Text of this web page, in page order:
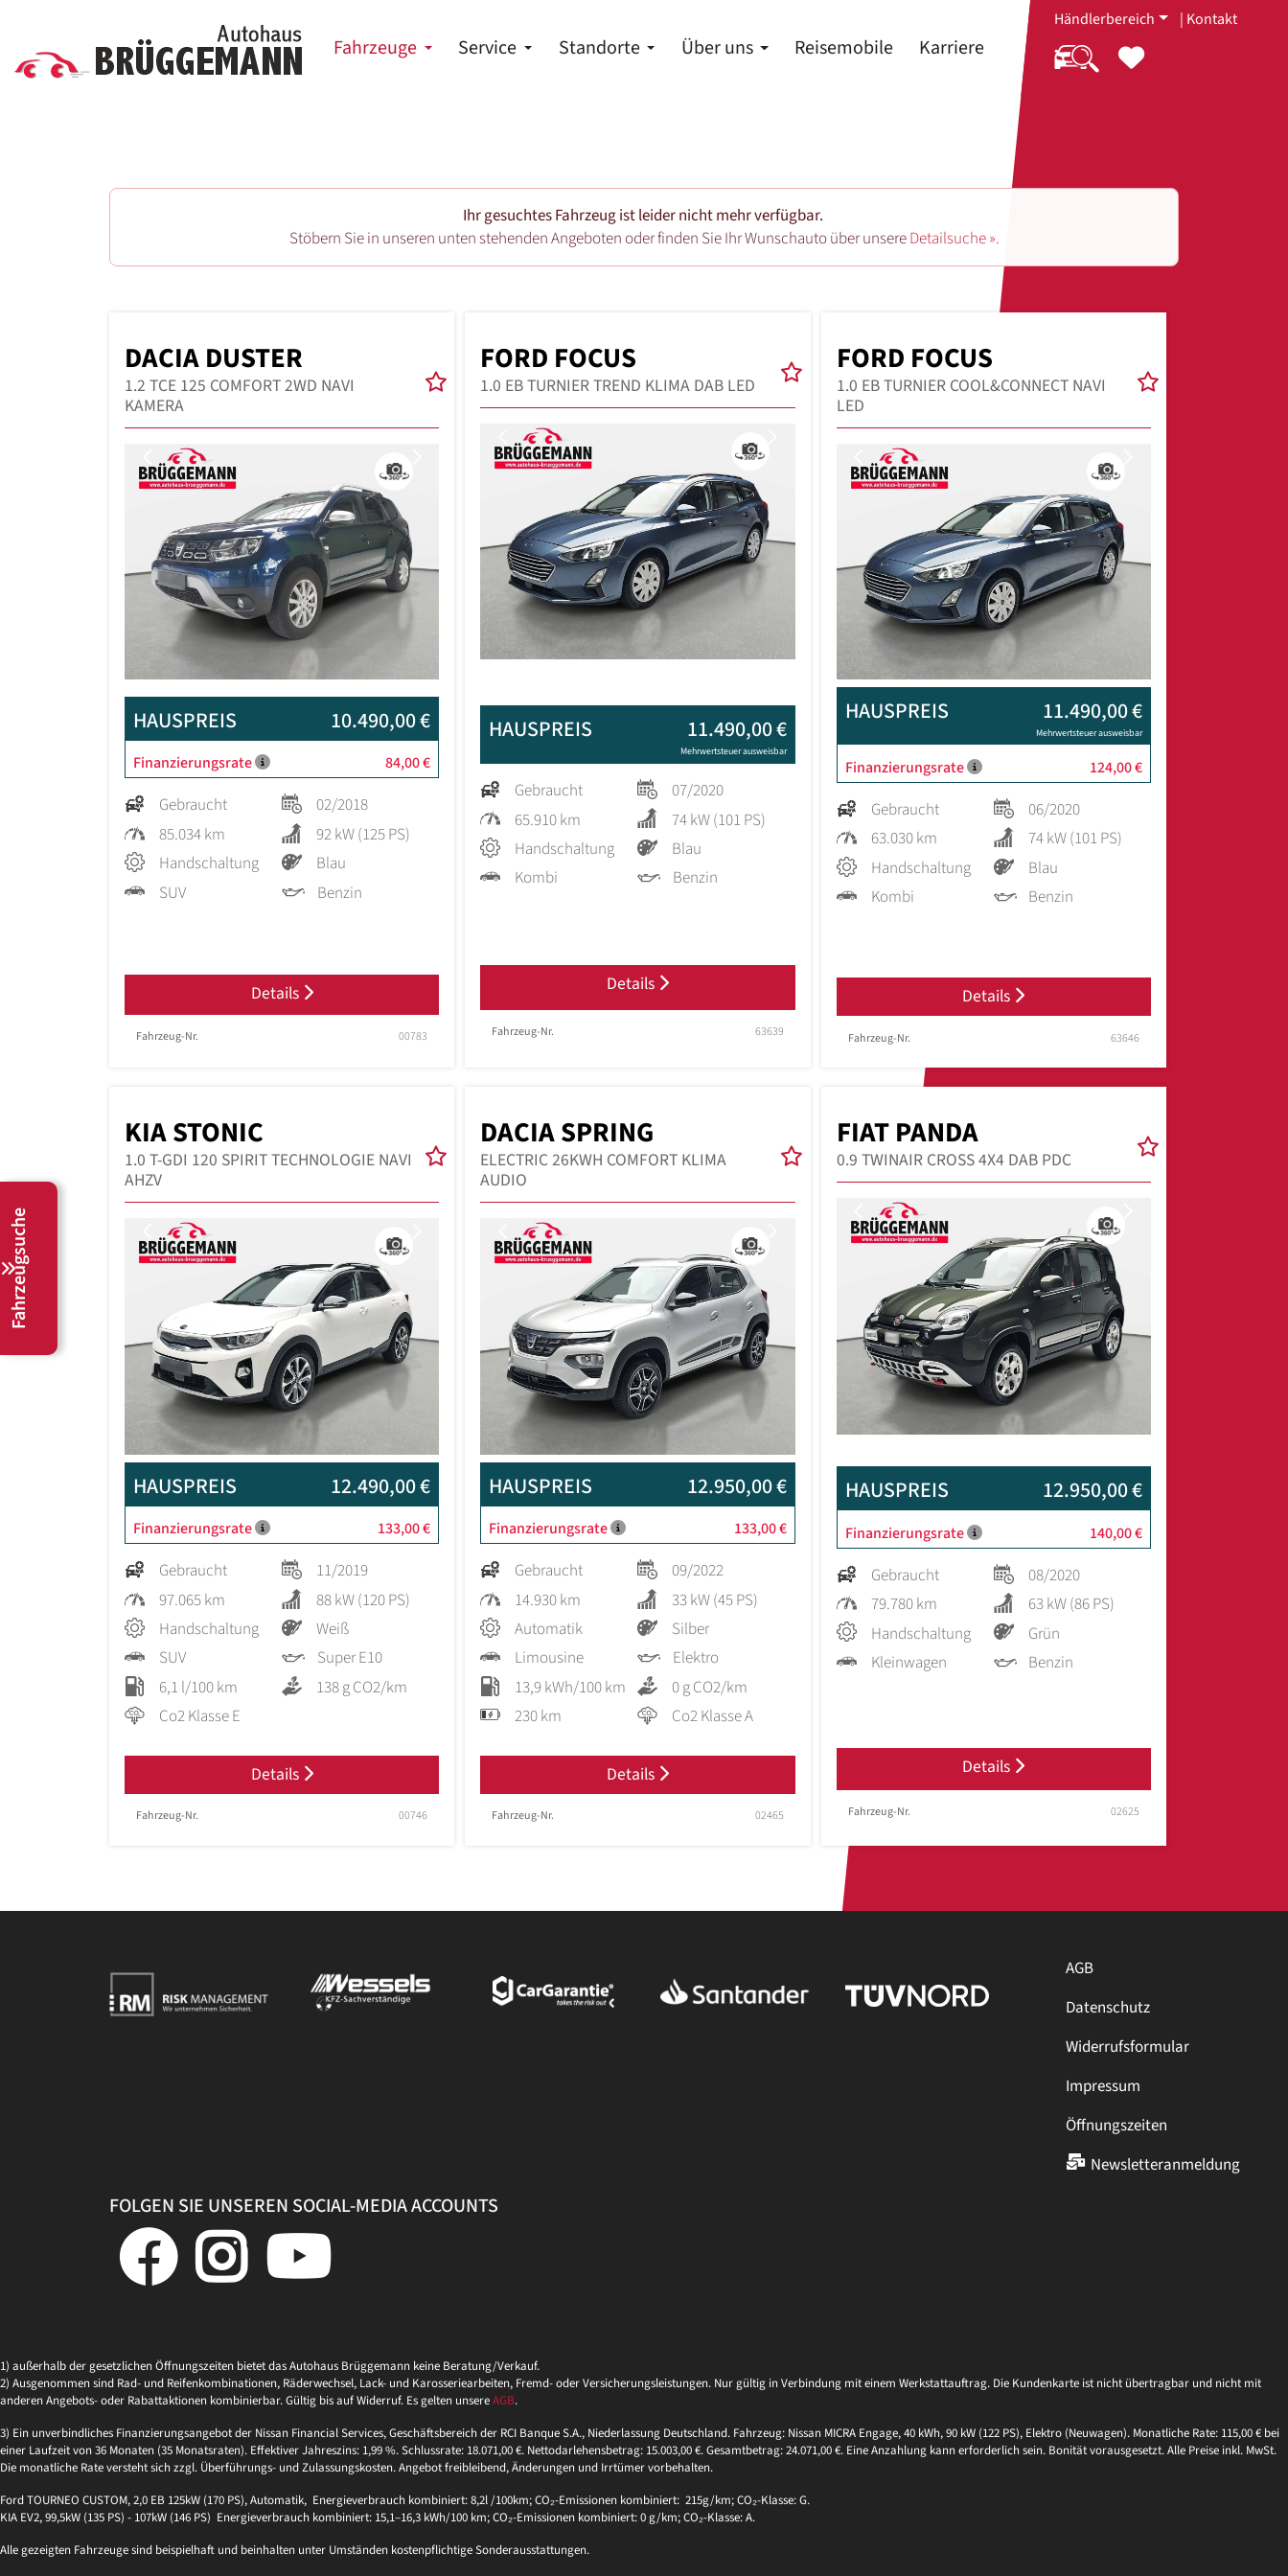
Fahrzeuge Service Standorte Über uns Reisemobile Karriere
Händlerbereich | Kontakt
Ihr gesuchtes Fahrzeug ist leider nicht mehr verfügbar.
Stöbern Sie in unseren unten stehenden Angeboten oder finden Sie Ihr Wunschauto über unsereDetailsuche ».
DACIA DUSTER
1.2 TCE 125 COMFORT 2WD NAVI
KAMERA
Previous
HAUSPREIS 10.490,00 €
Finanzierungsrate 84,00 €
Gebraucht
02/2018
85.034 km
92 kW (125 PS)
Handschaltung
Blau
SUV
Benzin
Details
Fahrzeug-Nr. 00783
FORD FOCUS
1.0 EB TURNIER TREND KLIMA DAB LED
Previous
HAUSPREIS 11.490,00 €
Mehrwertsteuer ausweisbar
Gebraucht
07/2020
65.910 km
74 kW (101 PS)
Handschaltung
Blau
Kombi
Benzin
Details
Fahrzeug-Nr. 63639
FORD FOCUS
1.0 EB TURNIER COOL&CONNECT NAVI
LED
Previous
HAUSPREIS 11.490,00 €
Mehrwertsteuer ausweisbar
Finanzierungsrate 124,00 €
Gebraucht
06/2020
63.030 km
74 kW (101 PS)
Handschaltung
Blau
Kombi
Benzin
Details
Fahrzeug-Nr. 63646
KIA STONIC
1.0 T-GDI 120 SPIRIT TECHNOLOGIE NAVI
AHZV
Previous
HAUSPREIS 12.490,00 €
Finanzierungsrate 133,00 €
Gebraucht
11/2019
97.065 km
88 kW (120 PS)
Handschaltung
Weiß
SUV
Super E10
6,1 l/100 km
138 g CO2/km
Co2 Klasse E
Details
Fahrzeug-Nr. 00746
DACIA SPRING
ELECTRIC 26KWH COMFORT KLIMA
AUDIO
Previous
HAUSPREIS 12.950,00 €
Finanzierungsrate 133,00 €
Gebraucht
09/2022
14.930 km
33 kW (45 PS)
Automatik
Silber
Limousine
Elektro
13,9 kWh/100 km
0 g CO2/km
230 km
Co2 Klasse A
Details
Fahrzeug-Nr. 02465
FIAT PANDA
0.9 TWINAIR CROSS 4X4 DAB PDC
Previous
HAUSPREIS 12.950,00 €
Finanzierungsrate 140,00 €
Gebraucht
08/2020
79.780 km
63 kW (86 PS)
Handschaltung
Grün
Kleinwagen
Benzin
Details
Fahrzeug-Nr. 02625
AGB
Datenschutz
Widerrufsformular
Impressum
Öffnungszeiten
Newsletteranmeldung
FOLGEN SIE UNSEREN SOCIAL-MEDIA ACCOUNTS
Fahrzeugsuche
1) außerhalb der gesetzlichen Öffnungszeiten bietet das Autohaus Brüggemann keine Beratung/Verkauf.
2) Ausgenommen sind Rad- und Reifenkombinationen, Räderwechsel, Lack- und Karosseriearbeiten, Fremd- oder Versicherungsleistungen. Nur gültig in Verbindung mit einem Werkstattauftrag. Die Kundenkarte ist nicht übertragbar und nicht mit
anderen Angebots- oder Rabattaktionen kombinierbar. Gültig bis auf Widerruf. Es gelten unsereAGB.
3) Ein unverbindliches Finanzierungsangebot der Nissan Financial Services, Geschäftsbereich der RCI Banque S.A., Niederlassung Deutschland. Fahrzeug: Nissan MICRA Engage, 40 kWh, 90 kW (122 PS), Elektro (Neuwagen). Monatliche Rate: 115,00 € bei
einer Laufzeit von 36 Monaten (35 Monatsraten). Effektiver Jahreszins: 1,99 %. Schlussrate: 18.071,00 €. Nettodarlehensbetrag: 15.003,00 €. Gesamtbetrag: 24.071,00 €. Eine Anzahlung kann erforderlich sein. Bonität vorausgesetzt. Alle Preise inkl. MwSt.
Die monatliche Rate versteht sich zzgl. Überführungs- und Zulassungskosten. Angebot freibleibend, Änderungen und Irrtümer vorbehalten.
Ford TOURNEO CUSTOM, 2,0 EB 125kW (170 PS), Automatik, Energieverbrauch kombiniert: 8,2l /100km; CO₂-Emissionen kombiniert: 215g/km; CO₂-Klasse: G.
KIA EV2, 99,5kW (135 PS) - 107kW (146 PS) Energieverbrauch kombiniert: 15,1–16,3 kWh/100 km; CO₂-Emissionen kombiniert: 0 g/km; CO₂-Klasse: A.
Alle gezeigten Fahrzeuge sind beispielhaft und beinhalten unter Umständen kostenpflichtige Sonderausstattungen.